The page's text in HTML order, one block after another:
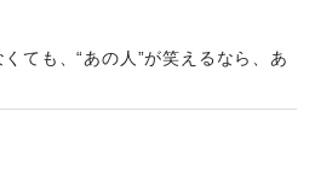
ても、“あの人”が笑えるなら、あ